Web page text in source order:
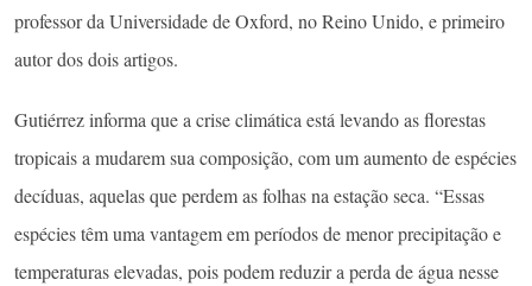
professor da Universidade de Oxford, no Reino Unido, e primeiro
autor dos dois artigos.
Gutiérrez informa que a crise climática está levando as florestas
tropicais a mudarem sua composição, com um aumento de espécies
decíduas, aquelas que perdem as folhas na estação seca. “Essas
espécies têm uma vantagem em períodos de menor precipitação e
temperaturas elevadas, pois podem reduzir a perda de água nesse